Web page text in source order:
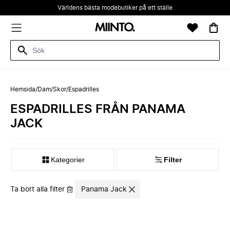
Världens bästa modebutiker på ett ställe
Hemsida/Dam/Skor/Espadrilles
ESPADRILLES FRÅN PANAMA
JACK
Kategorier Filter
Ta bort alla filter Panama Jack